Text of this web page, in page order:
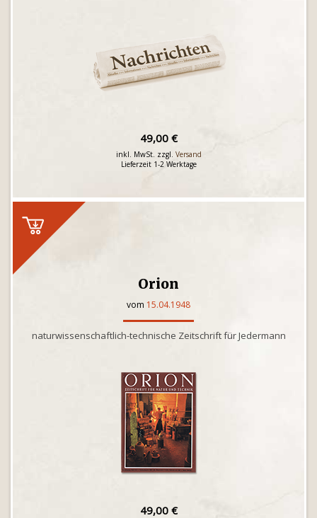
49,00 €
inkl. MwSt. zzgl. Versand
Lieferzeit 1-2 Werktage
Orion
vom 15.04.1948
naturwissenschaftlich-technische Zeitschrift für Jedermann
49,00 €